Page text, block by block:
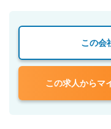
この会
この求人からマ